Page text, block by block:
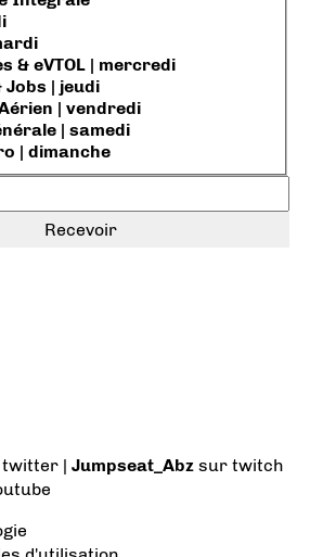
& eVTOL | mercredi
| jeudi
| vendredi
| samedi
| dimanche
twitter |Jumpseat_Abz sur twitch